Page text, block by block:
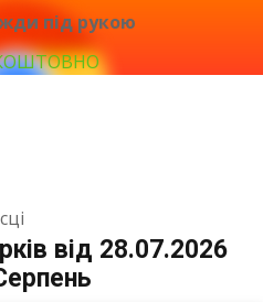
під рукою
від 28.07.2026